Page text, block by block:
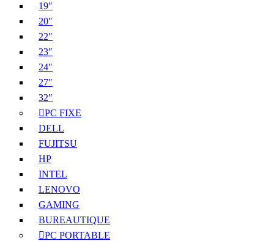
19″
20″
22″
23″
24″
27″
32″
PC FIXE
DELL
FUJITSU
HP
INTEL
LENOVO
GAMING
BUREAUTIQUE
PC PORTABLE